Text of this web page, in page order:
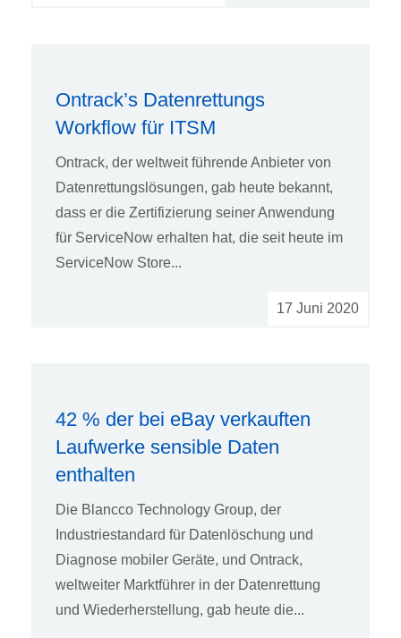
Ontrack’s Datenrettungs
Workflow für ITSM
Ontrack, der weltweit führende Anbieter von
Datenrettungslösungen, gab heute bekannt,
dass er die Zertifizierung seiner Anwendung
für ServiceNow erhalten hat, die seit heute im
ServiceNow Store...
17 Juni 2020
42 % der bei eBay verkauften
Laufwerke sensible Daten
enthalten
Die Blancco Technology Group, der
Industriestandard für Datenlöschung und
Diagnose mobiler Geräte, und Ontrack,
weltweiter Marktführer in der Datenrettung
und Wiederherstellung, gab heute die...